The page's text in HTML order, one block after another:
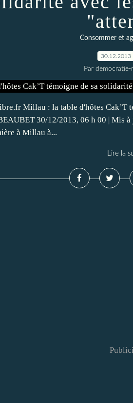
Consommer et
30.12.2013
Par democratie-
Millau : la table d'hôtes Cak’T
30/12/2013, 06 h 00 | Mis
à Millau à...
Lire la